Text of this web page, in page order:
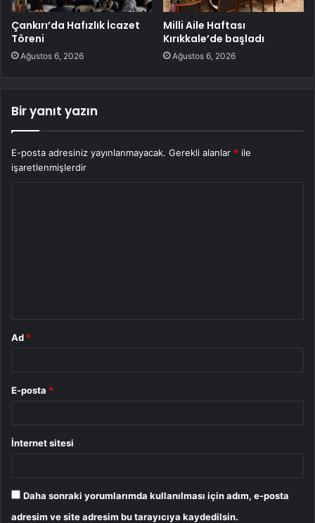
Çankırı’da Hafızlık İcazet
Töreni
Ağustos 6, 2026
Milli Aile Haftası
Kırıkkale’de başladı
Ağustos 6, 2026
Bir yanıt yazın
E-posta adresiniz yayınlanmayacak. Gerekli alanlar * ile
işaretlenmişlerdir
Ad *
E-posta *
İnternet sitesi
Daha sonraki yorumlarımda kullanılması için adım, e-posta
adresim ve site adresim bu tarayıcıya kaydedilsin.